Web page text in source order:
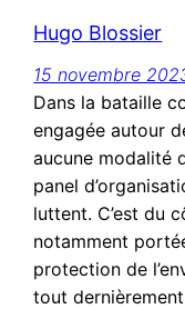
Hugo Blossier
15 novembre
Dans la bataille
engagée autour
aucune modalité
panel
luttent. C’est du
notamment
protection de
tout